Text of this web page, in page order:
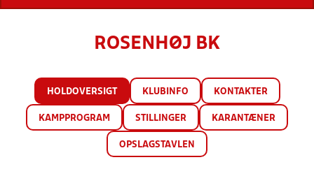
ROSENHØJ BK
HOLDOVERSIGT KLUBINFO KONTAKTER
KAMPPROGRAM STILLINGER KARANTÆNER
OPSLAGSTAVLEN